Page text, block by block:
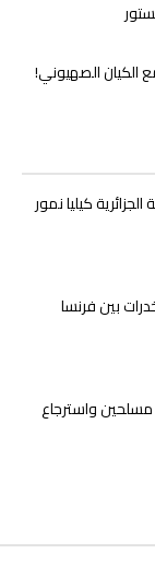
الكيان الصهيوني!
كيليا نمور
بين فرنسا
على 3 مهربين مسلحين واسترجاع